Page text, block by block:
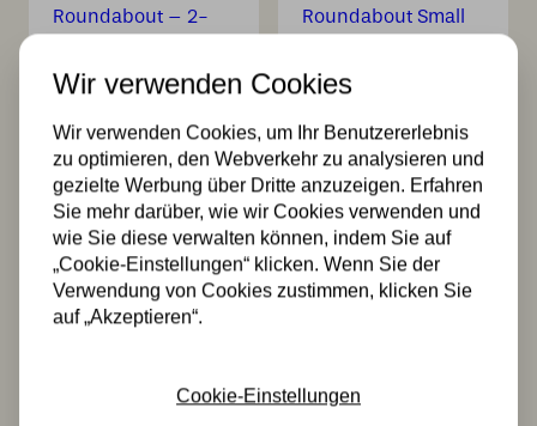
Tiffany T-Lampe
Roundabout – 2-
flammig –
geometrisches
Design
370,00
2 x Tiffany
Roundabout Small
an Deckenbalken
– geometrisches
Design – 2-
flammig
348,00
Wir verwenden Cookies
Wir verwenden Cookies, um Ihr Benutzererlebnis
zu optimieren, den Webverkehr zu analysieren und
gezielte Werbung über Dritte anzuzeigen. Erfahren
Sie mehr darüber, wie wir Cookies verwenden und
wie Sie diese verwalten können, indem Sie auf
„Cookie-Einstellungen“ klicken. Wenn Sie der
Verwendung von Cookies zustimmen, klicken Sie
auf „Akzeptieren“.
Cookie-Einstellungen